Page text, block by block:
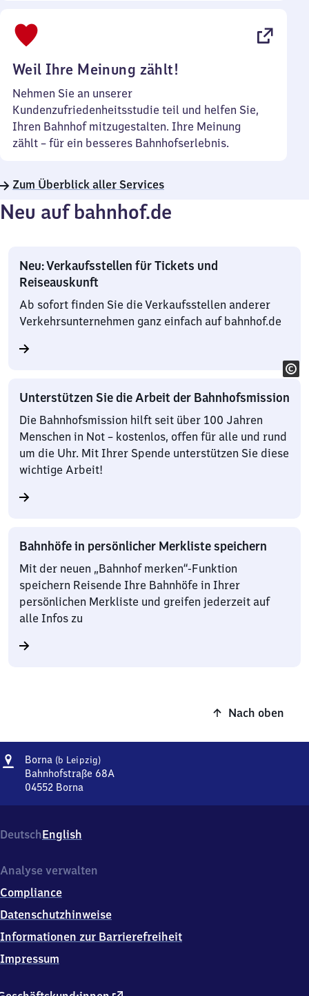
Weil Ihre Meinung zählt!
Nehmen Sie an unserer
Kundenzufriedenheitsstudie teil und helfen Sie,
Ihren Bahnhof mitzugestalten. Ihre Meinung
zählt – für ein besseres Bahnhofserlebnis.
Zum Überblick aller Services
Neu auf bahnhof.de
Neu: Verkaufsstellen für Tickets und
Reiseauskunft
Ab sofort finden Sie die Verkaufsstellen anderer
Verkehrsunternehmen ganz einfach auf bahnhof.de
Unterstützen Sie die Arbeit der Bahnhofsmission
Die Bahnhofsmission hilft seit über 100 Jahren
Menschen in Not – kostenlos, offen für alle und rund
um die Uhr. Mit Ihrer Spende unterstützen Sie diese
wichtige Arbeit!
Bahnhöfe in persönlicher Merkliste speichern
Mit der neuen „Bahnhof merken“-Funktion
speichern Reisende Ihre Bahnhöfe in Ihrer
persönlichen Merkliste und greifen jederzeit auf
alle Infos zu
Nach oben
Adresse
Borna (b Leipzig)Borna
(bei
Bahnhofstraße 68A
04552 Borna
Leipzig),
Bahnhofstraße
0
5
5
Borna
DeutschEnglish
Analyse verwalten
Compliance
Datenschutzhinweise
Informationen zur Barrierefreiheit
Impressum